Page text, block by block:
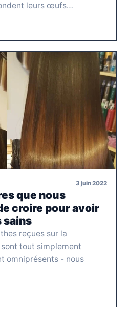
leurs œufs…
3 juin 2022
que nous
croire pour avoir
sains
reçues sur la
tout simplement
omniprésents - nous